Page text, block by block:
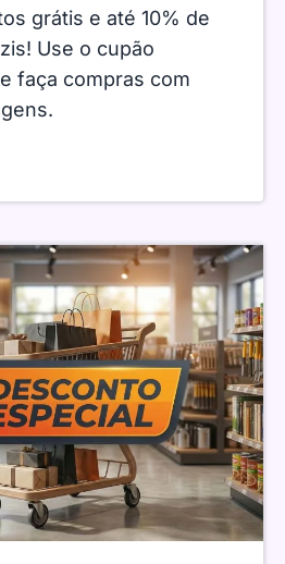
grátis e até 10% de
Use o cupão
e faça compras com